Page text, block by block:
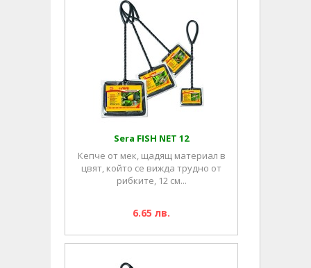
Sera FISH NET 12
Кепче от мек, щадящ материал в
цвят, който се вижда трудно от
рибките, 12 см...
6.65 лв.